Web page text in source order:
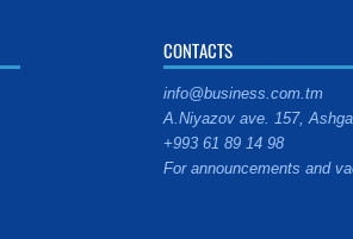
CONTACTS
info@business.com.tm
A.Niyazov ave. 157,
+993 61 89 14 98
For announcements and